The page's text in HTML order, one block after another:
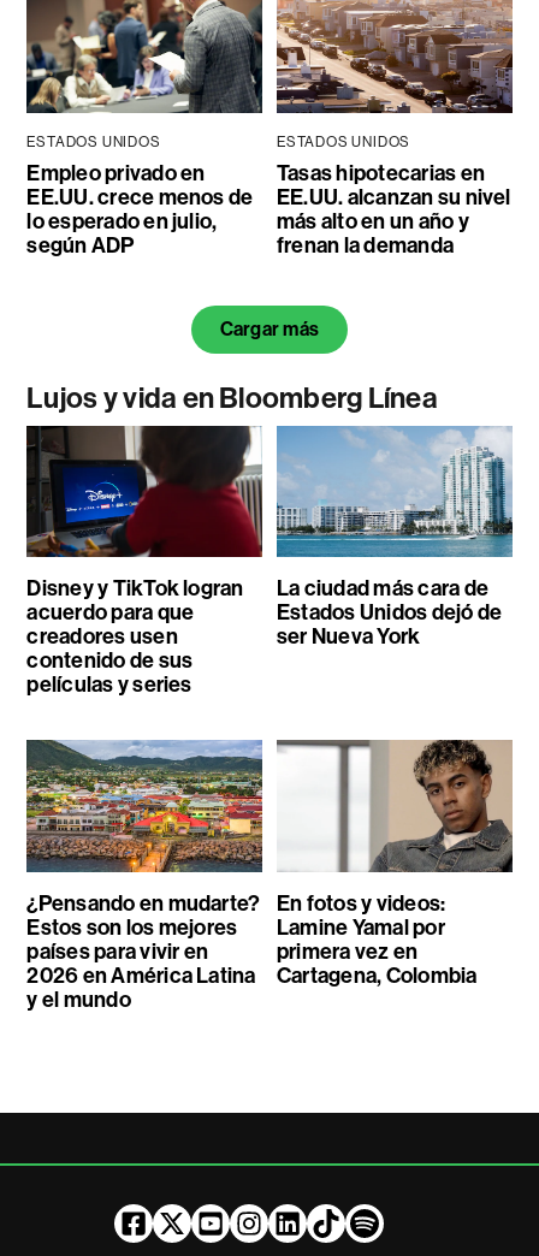
ESTADOS UNIDOS
Empleo privado en
EE.UU. crece menos de
lo esperado en julio,
según ADP
ESTADOS UNIDOS
Tasas hipotecarias en
EE.UU. alcanzan su nivel
más alto en un año y
frenan la demanda
Cargar más
Lujos y vida en Bloomberg Línea
Disney y TikTok logran
acuerdo para que
creadores usen
contenido de sus
películas y series
La ciudad más cara de
Estados Unidos dejó de
ser Nueva York
¿Pensando en mudarte?
Estos son los mejores
países para vivir en
2026 en América Latina
y el mundo
En fotos y videos:
Lamine Yamal por
primera vez en
Cartagena, Colombia